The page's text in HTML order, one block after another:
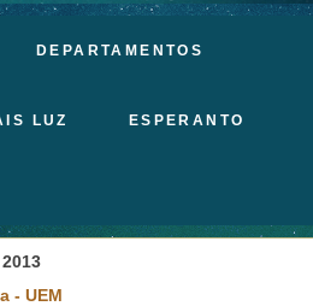
DEPARTAMENTOS
LUZ ESPERANTO
- UEM